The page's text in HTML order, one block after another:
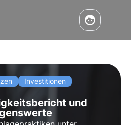
Investitionen
und